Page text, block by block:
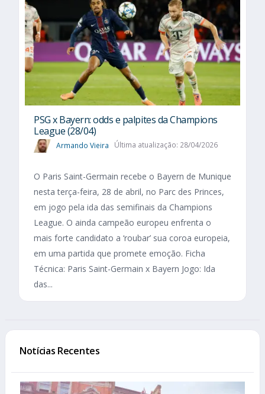
PSG x Bayern: odds e palpites da Champions
League (28/04)
Armando Vieira Última atualização: 28/04/2026
O Paris Saint-Germain recebe o Bayern de Munique
nesta terça-feira, 28 de abril, no Parc des Princes,
em jogo pela ida das semifinais da Champions
League. O ainda campeão europeu enfrenta o
mais forte candidato a ‘roubar’ sua coroa europeia,
em uma partida que promete emoção. Ficha
Técnica: Paris Saint-Germain x Bayern Jogo: Ida
das...
Notícias Recentes